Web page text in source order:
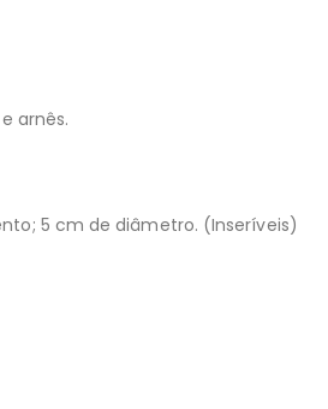
arnês.
5 cm de diâmetro. (Inseríveis)